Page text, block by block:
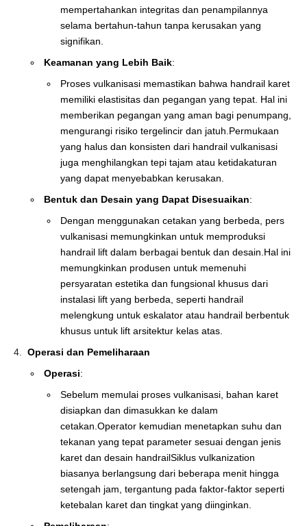
mempertahankan integritas dan penampilannya
selama bertahun-tahun tanpa kerusakan yang
signifikan.
Keamanan yang Lebih Baik:
Proses vulkanisasi memastikan bahwa handrail karet
memiliki elastisitas dan pegangan yang tepat. Hal ini
memberikan pegangan yang aman bagi penumpang,
mengurangi risiko tergelincir dan jatuh.Permukaan
yang halus dan konsisten dari handrail vulkanisasi
juga menghilangkan tepi tajam atau ketidakaturan
yang dapat menyebabkan kerusakan.
Bentuk dan Desain yang Dapat Disesuaikan:
Dengan menggunakan cetakan yang berbeda, pers
vulkanisasi memungkinkan untuk memproduksi
handrail lift dalam berbagai bentuk dan desain.Hal ini
memungkinkan produsen untuk memenuhi
persyaratan estetika dan fungsional khusus dari
instalasi lift yang berbeda, seperti handrail
melengkung untuk eskalator atau handrail berbentuk
khusus untuk lift arsitektur kelas atas.
Operasi dan Pemeliharaan
Operasi:
Sebelum memulai proses vulkanisasi, bahan karet
disiapkan dan dimasukkan ke dalam
cetakan.Operator kemudian menetapkan suhu dan
tekanan yang tepat parameter sesuai dengan jenis
karet dan desain handrailSiklus vulkanization
biasanya berlangsung dari beberapa menit hingga
setengah jam, tergantung pada faktor-faktor seperti
ketebalan karet dan tingkat yang diinginkan.